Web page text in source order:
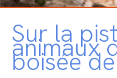
Sur la
animaux
boisée